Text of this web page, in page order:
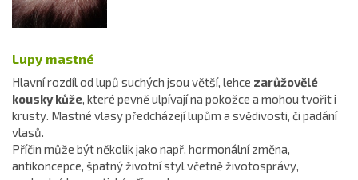
Lupy mastné
Hlavní rozdíl od lupů suchých jsou větší, lehce zarůžovělé
kousky kůže, které pevně ulpívají na pokožce a mohou tvořit i
krusty. Mastné vlasy předcházejí lupům a svědivosti, či padání
vlasů.
Příčin může být několik jako např. hormonální změna,
antikoncepce, špatný životní styl včetně životosprávy,